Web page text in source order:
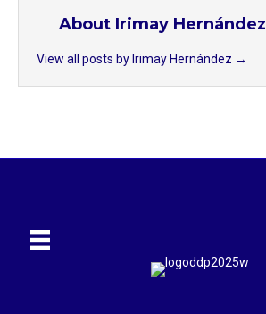
About Irimay Hernández
View all posts by Irimay Hernández →